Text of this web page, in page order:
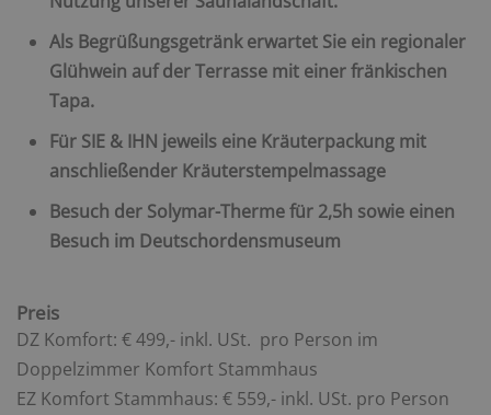
Als Begrüßungsgetränk erwartet Sie ein regionaler
Glühwein auf der Terrasse mit einer fränkischen
Tapa.
Für SIE & IHN jeweils eine Kräuterpackung mit
anschließender Kräuterstempelmassage
Besuch der Solymar-Therme für 2,5h sowie einen
Besuch im Deutschordensmuseum
Preis
DZ Komfort: € 499,- inkl. USt. pro Person im
Doppelzimmer Komfort Stammhaus
EZ Komfort Stammhaus: € 559,- inkl. USt. pro Person